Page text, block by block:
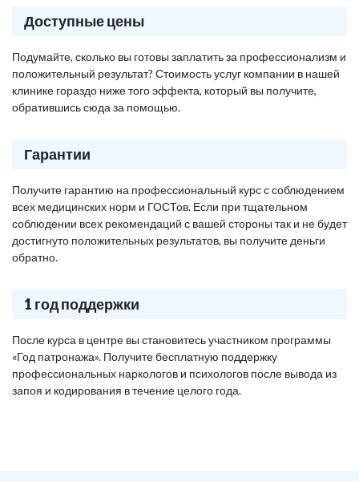
Доступные цены
Подумайте, сколько вы готовы заплатить за профессионализм и
положительный результат? Стоимость услуг компании в нашей
клинике гораздо ниже того эффекта, который вы получите,
обратившись сюда за помощью.
Гарантии
Получите гарантию на профессиональный курс с соблюдением
всех медицинских норм и ГОСТов. Если при тщательном
соблюдении всех рекомендаций с вашей стороны так и не будет
достигнуто положительных результатов, вы получите деньги
обратно.
1 год поддержки
После курса в центре вы становитесь участником программы
«Год патронажа». Получите бесплатную поддержку
профессиональных наркологов и психологов после вывода из
запоя и кодирования в течение целого года.